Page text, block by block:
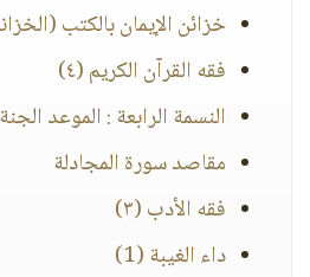
خزائن الإيمان بالكتب
فقه القرآن الكريم (٤)
النسمة الرابعة : الموعد الجنة
مقاصد سورة المجادلة
فقه الأدب (٣)
داء الغيبة (1)